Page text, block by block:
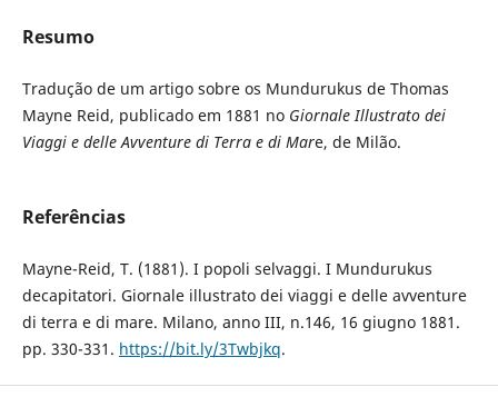
Resumo
Tradução de um artigo sobre os Mundurukus de Thomas
Mayne Reid, publicado em 1881 no Giornale Illustrato dei
Viaggi e delle Avventure di Terra e di Mare, de Milão.
Referências
Mayne-Reid, T. (1881). I popoli selvaggi. I Mundurukus
decapitatori. Giornale illustrato dei viaggi e delle avventure
di terra e di mare. Milano, anno III, n.146, 16 giugno 1881.
pp. 330-331. https://bit.ly/3Twbjkq.